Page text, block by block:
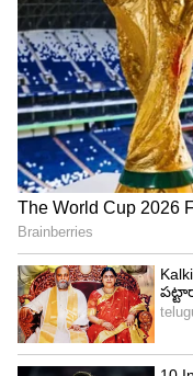
ప్రతిబింబంలో
మానసికంగా రిఫ్రెష్ ,
కూడా లభిస్తుంది.
కుటుంబ సభ్యుల
ఎటువంటి కారణం
చేసుకోకండి; మీ
ప్రతికూల
ఎదుర్కోవడానికి
లక్ష్యం మీ
పోటీదారులను
భాగస్వామి మీ పనిలో
మారుతున్న